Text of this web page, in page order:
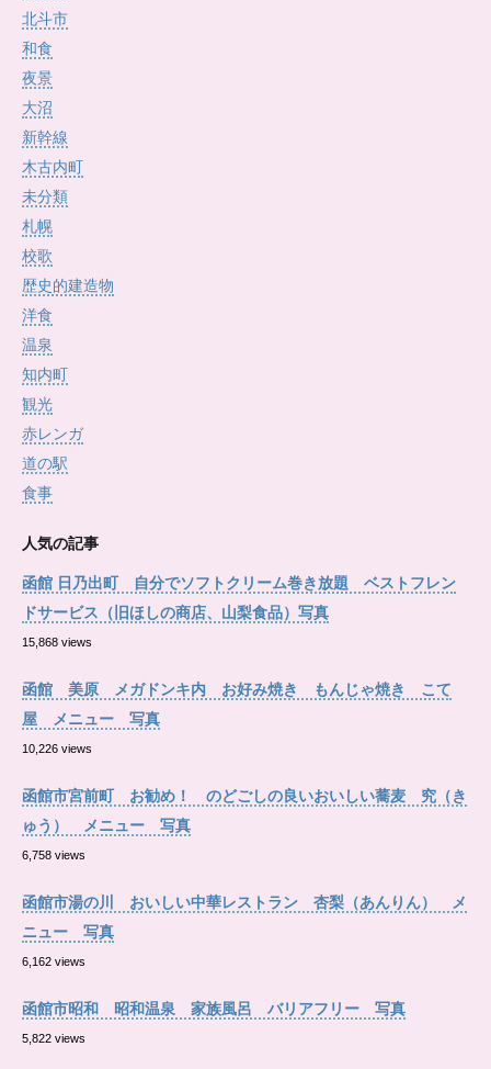
北斗市
和食
夜景
大沼
新幹線
木古内町
未分類
札幌
校歌
歴史的建造物
洋食
温泉
知内町
観光
赤レンガ
道の駅
食事
人気の記事
函館 日乃出町 自分でソフトクリーム巻き放題 ベストフレン
ドサービス（旧ほしの商店、山梨食品）写真
15,868 views
函館 美原 メガドンキ内 お好み焼き もんじゃ焼き こて
屋 メニュー 写真
10,226 views
函館市宮前町 お勧め！ のどごしの良いおいしい蕎麦 究（き
ゅう） メニュー 写真
6,758 views
函館市湯の川 おいしい中華レストラン 杏梨（あんりん） メ
ニュー 写真
6,162 views
函館市昭和 昭和温泉 家族風呂 バリアフリー 写真
5,822 views